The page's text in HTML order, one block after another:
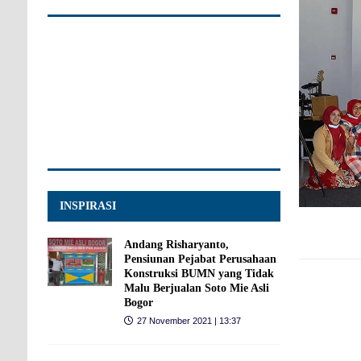
INSPIRASI
Andang Risharyanto,
Pensiunan Pejabat Perusahaan
Konstruksi BUMN yang Tidak
Malu Berjualan Soto Mie Asli
Bogor
27 November 2021 | 13:37